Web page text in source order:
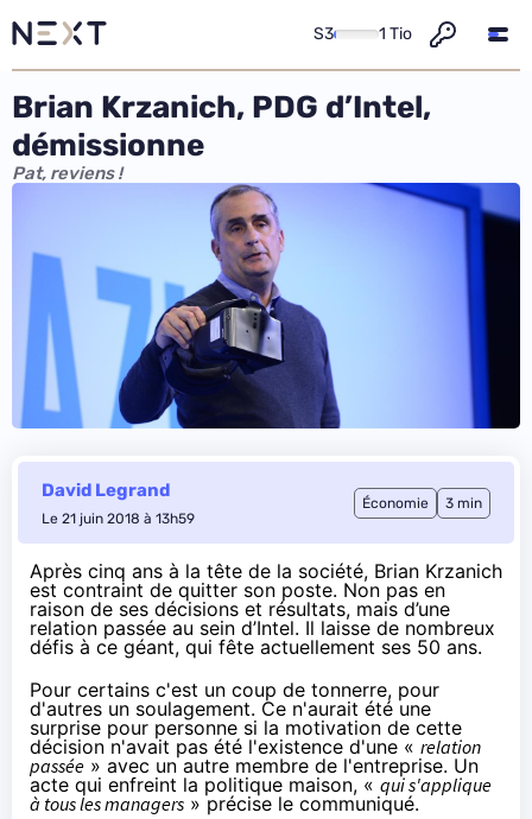
S3 1 Tio
Brian Krzanich, PDG d’Intel,
démissionne
Pat, reviens !
David Legrand
Le 21 juin 2018 à 13h59
Économie 3 min
Après cinq ans à la tête de la société, Brian Krzanich
est contraint de quitter son poste. Non pas en
raison de ses décisions et résultats, mais d’une
relation passée au sein d’Intel. Il laisse de nombreux
défis à ce géant, qui fête actuellement ses 50 ans.
Pour certains c'est un coup de tonnerre, pour
d'autres un soulagement. Ce n'aurait été une
surprise pour personne si la motivation de cette
décision n'avait pas été l'existence d'une « relation
passée » avec un autre membre de l'entreprise. Un
acte qui enfreint la politique maison, « qui s'applique
à tous les managers » précise le communiqué.